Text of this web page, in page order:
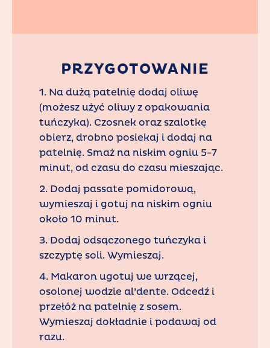
PRZYGOTOWANIE
1. Na dużą patelnię dodaj oliwę
(możesz użyć oliwy z opakowania
tuńczyka). Czosnek oraz szalotkę
obierz, drobno posiekaj i dodaj na
patelnię. Smaż na niskim ogniu 5-7
minut, od czasu do czasu mieszając.
2. Dodaj passate pomidorową,
wymieszaj i gotuj na niskim ogniu
około 10 minut.
3. Dodaj odsączonego tuńczyka i
szczyptę soli. Wymieszaj.
4. Makaron ugotuj we wrzącej,
osolonej wodzie al’dente. Odcedź i
przełóż na patelnię z sosem.
Wymieszaj dokładnie i podawaj od
razu.